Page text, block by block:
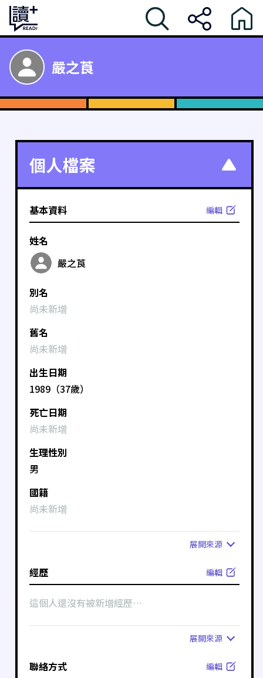
嚴之莨
個人檔案
基本資料 編輯
姓名
嚴之莨
別名
尚未新增
舊名
尚未新增
出生日期
1989（37歲）
死亡日期
尚未新增
生理性別
男
國籍
尚未新增
展開來源
經歷 編輯
這個人還沒有被新增經歷⋯
展開來源
聯絡方式 編輯